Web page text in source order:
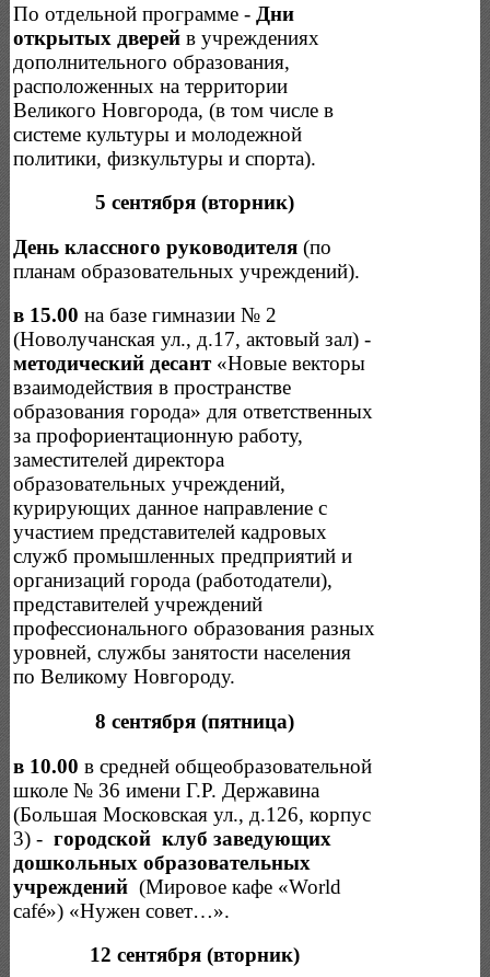
По отдельной программе - Дни
открытых дверей в учреждениях
дополнительного образования,
расположенных на территории
Великого Новгорода, (в том числе в
системе культуры и молодежной
политики, физкультуры и спорта).
5 сентября (вторник)
День классного руководителя (по
планам образовательных учреждений).
в 15.00на базе гимназии № 2
(Новолучанская ул., д.17, актовый зал) -
методический десант«Новые векторы
взаимодействия в пространстве
образования города» для ответственных
за профориентационную работу,
заместителей директора
образовательных учреждений,
курирующих данное направление с
участием представителей кадровых
служб промышленных предприятий и
организаций города (работодатели),
представителей учреждений
профессионального образования разных
уровней, службы занятости населения
по Великому Новгороду.
8 сентября (пятница)
в 10.00 в средней общеобразовательной
школе № 36 имени Г.Р. Державина
(Большая Московская ул., д.126, корпус
3) -городской клуб заведующих
дошкольных образовательных
учреждений (Мировое кафе «World
café») «Нужен совет…».
12 сентября (вторник)